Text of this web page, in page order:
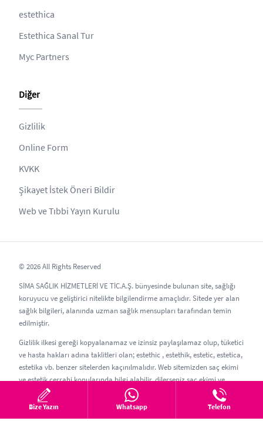
estethica
Estethica Sanal Tur
Myc Partners
Diğer
Gizlilik
Online Form
KVKK
Şikayet İstek Öneri Bildir
Web ve Tıbbi Yayın Kurulu
© 2026 All Rights Reserved
SİMA SAĞLIK HİZMETLERİ VE TİC.A.Ş. bünyesinde bulunan site, sağlığı
koruyucu ve geliştirici nitelikte bilgilendirme amaçlıdır. Sitede yer alan
sağlık bilgileri, alanında uzman sağlık mensupları tarafından temin
edilmiştir.
Gizlilik ilkesi gereği kopyalanamaz ve izinsiz paylaşılamaz olup, tüketici
ve hasta hakları adına taklitleri olan; estethic , estethik, estetic, estetica,
estetika vb. benzer sitelerden kaçınılmalıdır. Web sitemizden saç ekimi
ve estetik cerrahi konularında bilgi alabilir, dilerseniz saç ekimi ve
estetik randevusu oluşturabilirsiniz.
Güncelleme Tarihi: 07.08.2026
Bize Yazın Whatsapp Telefon